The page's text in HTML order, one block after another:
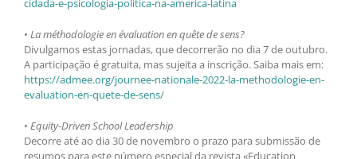
cidada-e-psicologia-politica-na-america-latina
• La méthodologie en évaluation en quête de sens?
Divulgamos estas jornadas, que decorrerão no dia 7 de outubro.
A participação é gratuita, mas sujeita a inscrição. Saiba mais em:
https://admee.org/journee-nationale-2022-la-methodologie-en-
evaluation-en-quete-de-sens/
• Equity-Driven School Leadership
Decorre até ao dia 30 de novembro o prazo para submissão de
resumos para este número especial da revista «Education